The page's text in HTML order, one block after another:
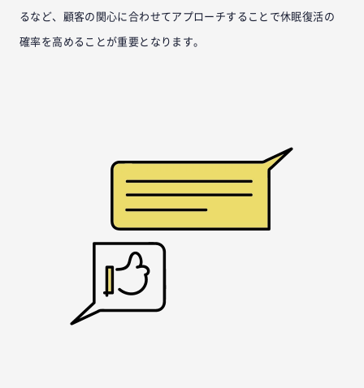
るなど、顧客の関心に合わせてアプローチすることで休眠復活の
確率を高めることが重要となります。